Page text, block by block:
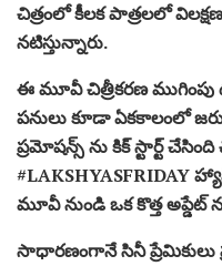
చిత్రంలో కీల‌క పాత్రల‌లో
న‌టిస్తున్నారు.
ఈ మూవీ చిత్రీక‌ర‌ణ ముగింపు
పనులు కూడా ఏకకాలంలో
ప్ర‌మోష‌న్స్ ను కిక్‌ స్టార్ట్
#LAKSHYASFRIDAY
మూవీ నుండి ఒక కొత్త అప్డేట్
సాధార‌ణంగానే సినీ ప్రేమికులు